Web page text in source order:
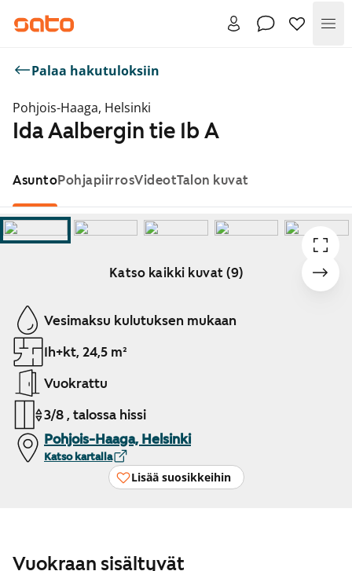
Palaa hakutuloksiin
Pohjois-Haaga, Helsinki
Ida Aalbergin tie 1b A
AsuntoPohjapiirrosVideotTalon kuvat
Katso kaikki kuvat (9)
Näytetään dia 1 / 9
Vesimaksu kulutuksen mukaan
1h+kt, 24,5 m²
Vuokrattu
3/8 , talossa hissi
Pohjois-Haaga, Helsinki
Katso kartalla
Lisää suosikkeihin
Vuokraan sisältyvät